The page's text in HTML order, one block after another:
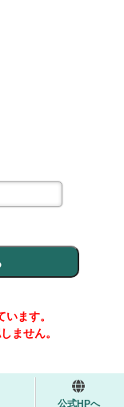
ます。
ません。
公式HPへ